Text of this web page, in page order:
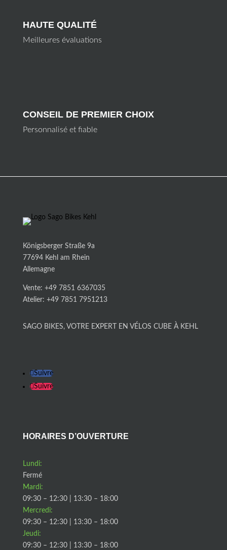
HAUTE QUALITÉ
Meilleures évaluations
CONSEIL DE PREMIER CHOIX
Personnalisé et fiable
Königsberger Straße 9a
77694 Kehl am Rhein
Allemagne
Vente: +49 7851 6367035
Atelier: +49 7851 7951213
SAGO BIKES, VOTRE EXPERT EN VÉLOS CUBE À KEHL
Suivre
Suivre
HORAIRES D’OUVERTURE
Lundi:
Fermé
Mardi:
09:30 – 12:30 | 13:30 – 18:00
Mercredi:
09:30 – 12:30 | 13:30 – 18:00
Jeudi:
09:30 – 12:30 | 13:30 – 18:00